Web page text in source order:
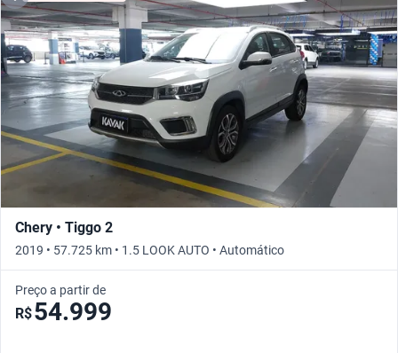
Chery • Tiggo 2
2019 • 57.725 km • 1.5 LOOK AUTO • Automático
Preço a partir de
R$54.999